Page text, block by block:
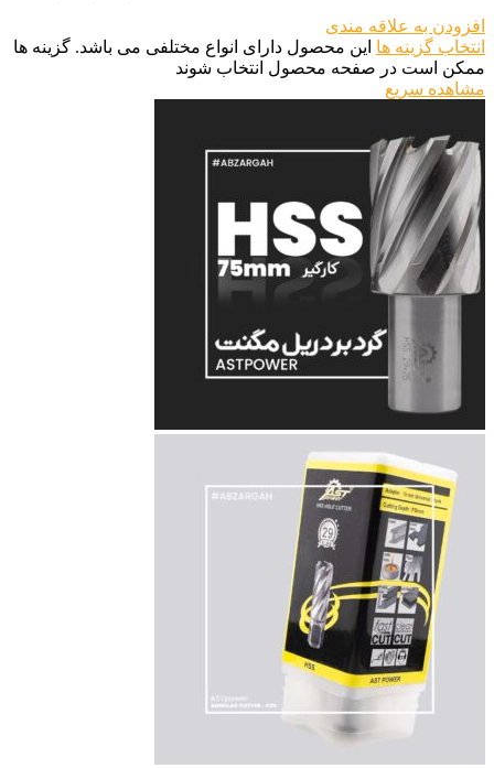
افزودن به علاقه مندی
انتخاب گزینه ها این محصول دارای انواع مختلفی می باشد. گزینه ها
ممکن است در صفحه محصول انتخاب شوند
مشاهده سریع